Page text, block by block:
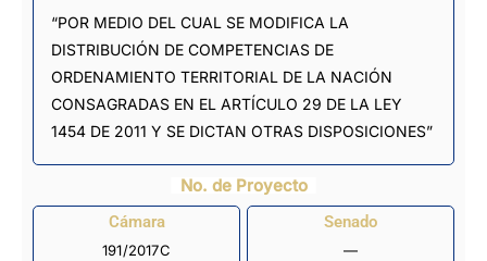
“POR MEDIO DEL CUAL SE MODIFICA LA
DISTRIBUCIÓN DE COMPETENCIAS DE
ORDENAMIENTO TERRITORIAL DE LA NACIÓN
CONSAGRADAS EN EL ARTÍCULO 29 DE LA LEY
1454 DE 2011 Y SE DICTAN OTRAS DISPOSICIONES”
No. de Proyecto
Cámara
191/2017C
Senado
—